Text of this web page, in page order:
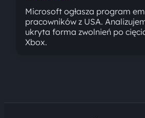
Microsoft ogłasza program
pracowników z USA.
ukryta forma zwolnień po
Xbox.